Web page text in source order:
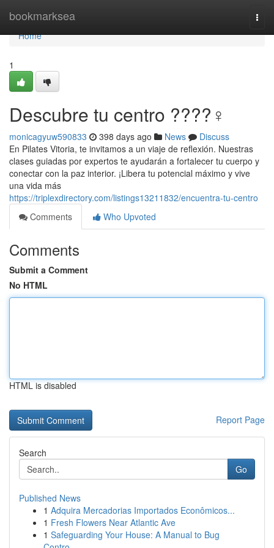
bookmarksea
Home
Home
1
Descubre tu centro ????‍♀️
monicagyuw590833 398 days ago News
Discuss
En Pilates Vitoria, te invitamos a un viaje de reflexión. Nuestras
clases guiadas por expertos te ayudarán a fortalecer tu cuerpo y
conectar con la paz interior. ¡Libera tu potencial máximo y vive
una vida más
https://triplexdirectory.com/listings13211832/encuentra-tu-centro
Comments
Who Upvoted
Comments
Submit a Comment
No HTML
HTML is disabled
Report Page
Search
Go
Published News
1 Adquira Mercadorias Importados Econômicos...
1 Fresh Flowers Near Atlantic Ave
1 Safeguarding Your House: A Manual to Bug